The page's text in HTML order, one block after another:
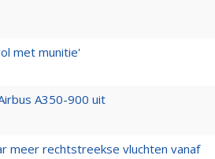
met munitie'
A350-900 uit
meer rechtstreekse vluchten vanaf